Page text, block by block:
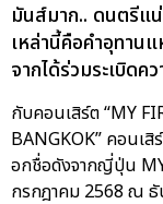
มันส์มาก.. ดนตรีแ
เหล่านี้คือคำอุทาน
จากได้ร่วมระเบิด
กับคอนเสิร์ต “MY
BANGKOK” คอนเ
อกชื่อดังจากญี่ปุ่น
กรกฎาคม 2568 ณ ธั